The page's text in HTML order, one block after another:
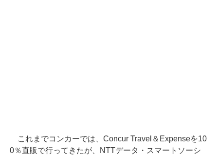
これまでコンカーでは、Concur Travel＆Expenseを10
0％直販で行ってきたが、NTTデータ・スマートソーシ